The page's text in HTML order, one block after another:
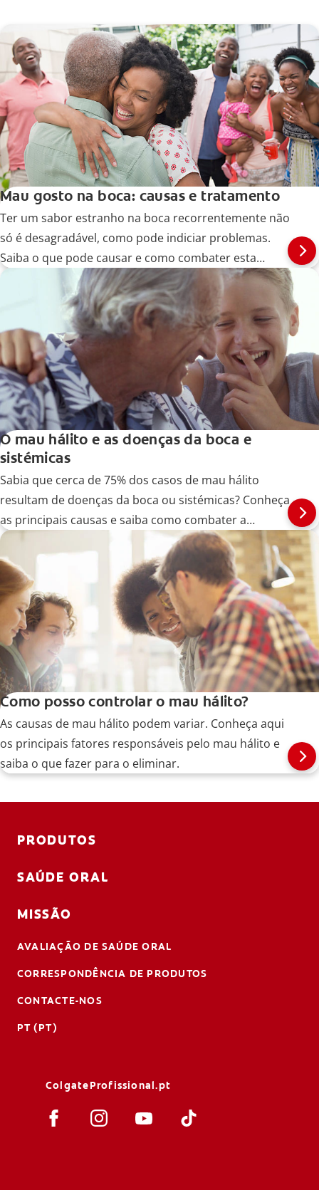
Mau gosto na boca: causas e tratamento
Ter um sabor estranho na boca recorrentemente não
só é desagradável, como pode indiciar problemas.
Saiba o que pode causar e como combater esta
situação.
O mau hálito e as doenças da boca e
sistémicas
Sabia que cerca de 75% dos casos de mau hálito
resultam de doenças da boca ou sistémicas? Conheça
as principais causas e saiba como combater a
halitose.
Como posso controlar o mau hálito?
As causas de mau hálito podem variar. Conheça aqui
os principais fatores responsáveis pelo mau hálito e
saiba o que fazer para o eliminar.
PRODUTOS
SAÚDE ORAL
MISSÃO
AVALIAÇÃO DE SAÚDE ORAL
CORRESPONDÊNCIA DE PRODUTOS
CONTACTE-NOS
PT (PT)
ColgateProfissional.pt